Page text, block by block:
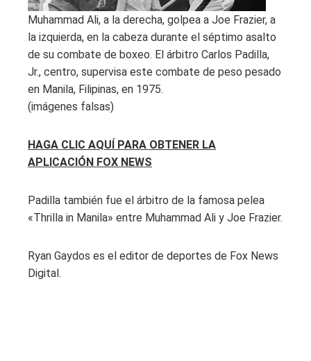
Muhammad Ali, a la derecha, golpea a Joe Frazier, a
la izquierda, en la cabeza durante el séptimo asalto
de su combate de boxeo. El árbitro Carlos Padilla,
Jr., centro, supervisa este combate de peso pesado
en Manila, Filipinas, en 1975.
(imágenes falsas)
HAGA CLIC AQUÍ PARA OBTENER LA
APLICACIÓN FOX NEWS
Padilla también fue el árbitro de la famosa pelea
«Thrilla in Manila» entre Muhammad Ali y Joe Frazier.
Ryan Gaydos es el editor de deportes de Fox News
Digital.